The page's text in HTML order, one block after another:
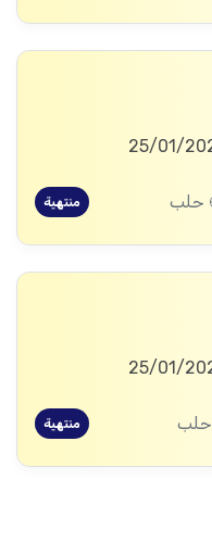
حلب منتهية
حلب منتهية